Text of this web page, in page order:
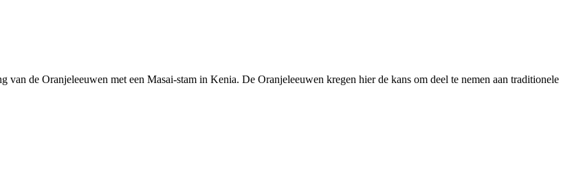
de Oranjeleeuwen met een Masai-stam in Kenia. De Oranjeleeuwen kregen hier de kans om deel te nemen aan traditionele